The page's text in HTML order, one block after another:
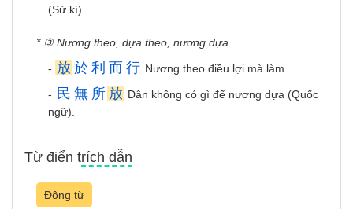
(Sử kí)
* ③ Nương theo, dựa theo, nương dựa
- 放 於 利 而 行 Nương theo điều lợi mà làm
- 民 無 所 放 Dân không có gì để nương dựa (Quốc
ngữ).
Từ điển trích dẫn
Động từ